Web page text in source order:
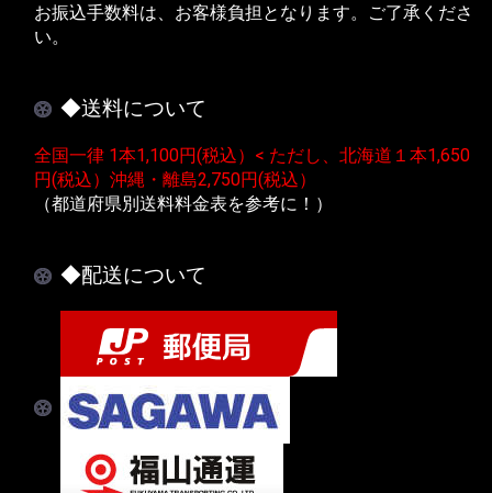
お振込手数料は、お客様負担となります。ご了承くださ
い。
◆送料について
全国一律 1本1,100円(税込）< ただし、北海道１本1,650
円(税込）沖縄・離島2,750円(税込）
（都道府県別送料料金表を参考に！）
◆配送について